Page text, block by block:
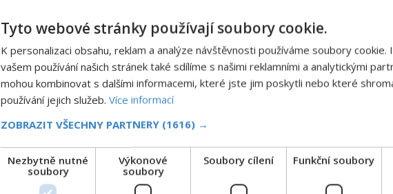
Tyto webové stránky používají soubory cookie.
K personalizaci obsahu, reklam a analýze návštěvnosti používáme soubory cookie.
vašem používání našich stránek také sdílíme s našimi reklamními a analytickými
mohou kombinovat s dalšími informacemi, které jste jim poskytli nebo které
používání jejich služeb. Více informací
ZOBRAZIT VŠECHNY PARTNERY (1616) →
Nezbytně nutné
soubory
Výkonové
soubory
Soubory cílení Funkční soubory